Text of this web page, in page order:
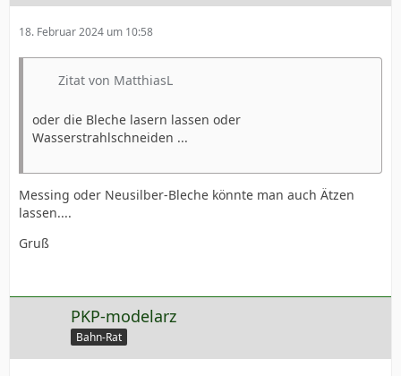
18. Februar 2024 um 10:58
Zitat von MatthiasL
oder die Bleche lasern lassen oder
Wasserstrahlschneiden ...
Messing oder Neusilber-Bleche könnte man auch Ätzen
lassen....
Gruß
PKP-modelarz
Bahn-Rat